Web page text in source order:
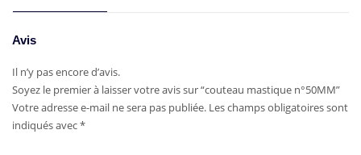
Avis
Il n’y pas encore d’avis.
Soyez le premier à laisser votre avis sur “couteau mastique n°50MM”
Votre adresse e-mail ne sera pas publiée. Les champs obligatoires sont
indiqués avec*